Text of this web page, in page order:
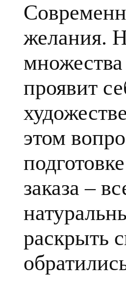
желания.
множества
проявит
этом
заказа –
раскрыть